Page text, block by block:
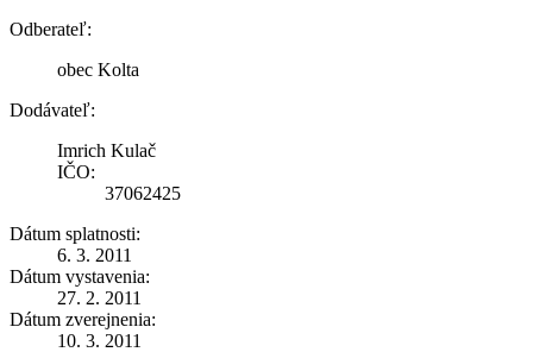
Odberateľ:
obec Kolta
Dodávateľ:
Imrich Kulač
IČO:
37062425
Dátum splatnosti:
6. 3. 2011
Dátum vystavenia:
27. 2. 2011
Dátum zverejnenia:
10. 3. 2011